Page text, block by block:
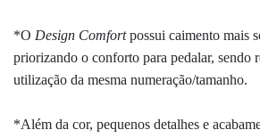
*O Design Comfortpossui caimento mais
priorizando o conforto para pedalar, sendo
utilização da mesma numeração/tamanho.
*Além da cor, pequenos detalhes e